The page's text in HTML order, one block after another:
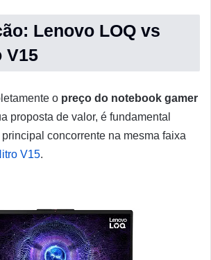
Lenovo LOQ vs
V15
o preço do notebook gamer
proposta de valor, é fundamental
concorrente na mesma faixa
V15.